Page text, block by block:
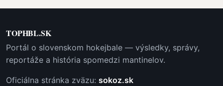
TOPHBL.SK
Portál o slovenskom hokejbale — výsledky, správy,
reportáže a história spomedzi mantinelov.
Oficiálna stránka zväzu: sokoz.sk